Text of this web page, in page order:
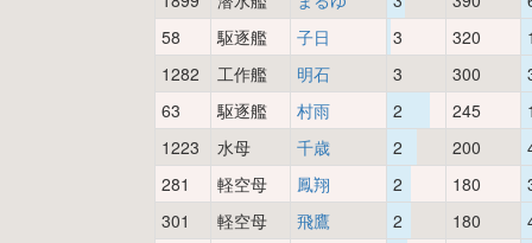
58
駆逐艦 子日 3 320
1282
工作艦 明石 3 300
63
駆逐艦 村雨 2 245
1223
水母 千歳 2 200
281
軽空母 鳳翔 2 180
301
軽空母 飛鷹 2 180